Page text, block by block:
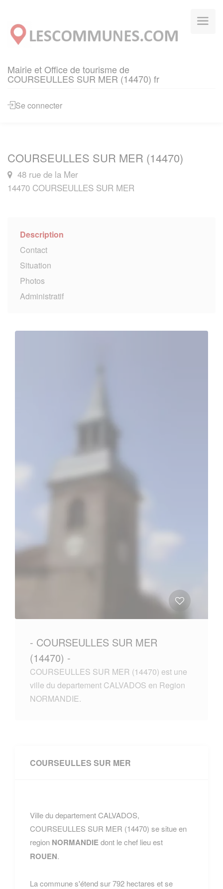
Mairie et Office de tourisme de
COURSEULLES SUR MER (14470) fr
Se connecter
COURSEULLES SUR MER (14470)
48 rue de la Mer
14470 COURSEULLES SUR MER
Description
Contact
Situation
Photos
Administratif
- COURSEULLES SUR MER
(14470) -
COURSEULLES SUR MER (14470) est une
ville du departement CALVADOS en Region
NORMANDIE.
COURSEULLES SUR MER
Ville du departement CALVADOS,
COURSEULLES SUR MER (14470) se situe en
region NORMANDIEdont le chef lieu est
ROUEN.
La commune s'étend sur 792 hectares et se